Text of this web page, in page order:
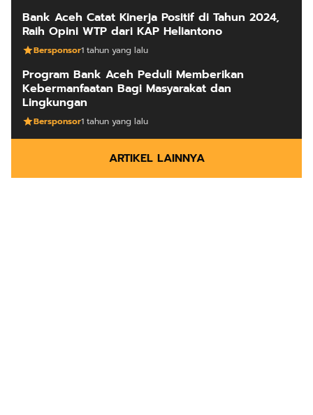
Bank Aceh Catat Kinerja Positif di Tahun 2024,
Raih Opini WTP dari KAP Heliantono
Bersponsor1 tahun yang lalu
Program Bank Aceh Peduli Memberikan
Kebermanfaatan Bagi Masyarakat dan
Lingkungan
Bersponsor1 tahun yang lalu
ARTIKEL LAINNYA